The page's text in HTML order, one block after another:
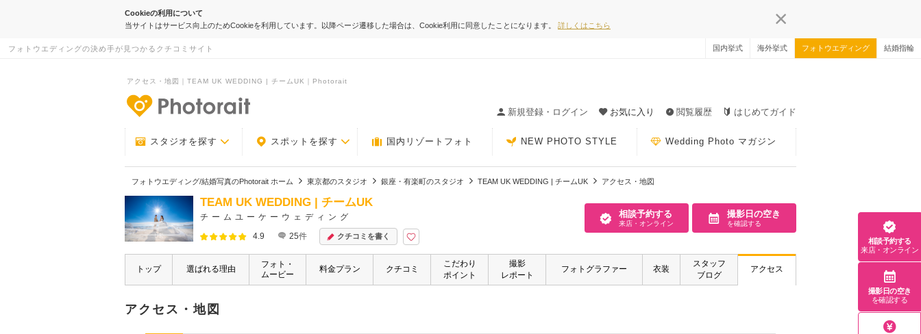
Cookieの利用について
当サイトはサービス向上のためCookieを利用しています。以降ページ遷移した場合は、Cookie利用に同意したことになります。 詳しくはこちら
フォトウエディングの決め手が見つかるクチコミサイト 国内挙式 海外挙式 フォトウエディング 結婚指輪
アクセス・地図｜TEAM UK WEDDING | チームUK｜Photorait
新規登録・ログイン
お気に入り 閲覧履歴 はじめてガイド
スタジオを探す スポットを探す 国内リゾートフォト NEW PHOTO STYLE Wedding Photo マガジン
フォトウエディング/結婚写真のPhotorait ホーム 東京都のスタジオ 銀座・有楽町のスタジオ TEAM UK WEDDING | チームUK アクセス・地図
TEAM UK WEDDING | チームUK
チームユーケーウェディング
4.9
25件 クチコミを書く
相談予約する
来店・オンライン
撮影日の空き
を確認する
トップ 選ばれる理由
フォト・
ムービー
料金プラン クチコミ
こだわり
ポイント
撮影
レポート
フォトグラファー 衣装
スタッフ
ブログ
アクセス
アクセス・地図
相談予約する
来店・オンライン
撮影日の空き
を確認する